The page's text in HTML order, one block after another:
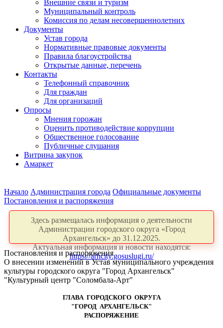
Внешние связи и туризм
Муниципальный контроль
Комиссия по делам несовершеннолетних
Документы
Устав города
Нормативные правовые документы
Правила благоустройства
Открытые данные, перечень
Контакты
Телефонный справочник
Для граждан
Для организаций
Опросы
Мнения горожан
Оценить противодействие коррупции
Общественное голосование
Публичные слушания
Витрина закупок
Амаркет
Начало Администрация города Официальные документы
Постановления и распоряжения
Здесь размещалась информация о деятельности
Администрации городского округа «Город
Архангельск» до 31.12.2025.
Актуальная информация и новости находятся:
https://arhcity.gosuslugi.ru/
Постановления и распоряжения
О внесении изменений в Устав муниципального учреждения
культуры городского округа "Город Архангельск"
"Культурный центр "Соломбала-Арт"
ГЛАВА ГОРОДСКОГО ОКРУГА
"ГОРОД АРХАНГЕЛЬСК"
РАСПОРЯЖЕНИЕ